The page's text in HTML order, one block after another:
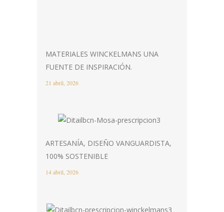
MATERIALES WINCKELMANS UNA
FUENTE DE INSPIRACIÓN.
21 abril, 2026
ARTESANÍA, DISEÑO VANGUARDISTA,
100% SOSTENIBLE
14 abril, 2026